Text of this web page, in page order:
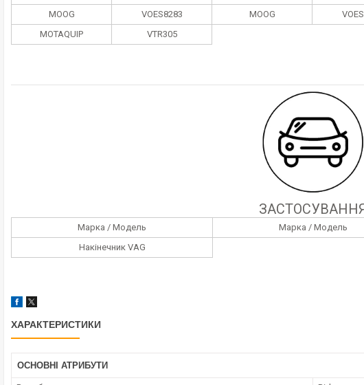
MOOG
VOES8283 MOOG
MOTAQUIP
VTR305
Марка / Модель
Марка / Модель
Накінечник VAG
ХАРАКТЕРИСТИКИ
ОСНОВНІ АТРИБУТИ